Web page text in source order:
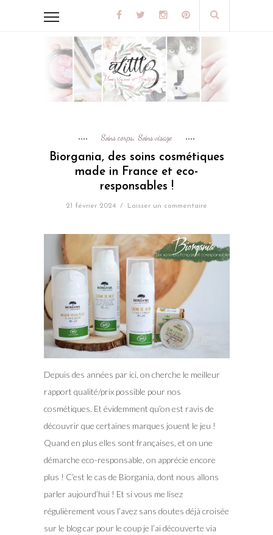
Soins corps, Soins visage
Biorgania, des soins cosmétiques
made in France et eco-
responsables !
21 février 2024 / Laisser un commentaire
Depuis des années par ici, on cherche le meilleur
rapport qualité/prix possible pour nos
cosmétiques. Et évidemment qu’on est ravis de
découvrir que certaines marques jouent le jeu !
Quand en plus elles sont françaises, et on une
démarche eco-responsable, on apprécie encore
plus ! C’est le cas de Biorgania, dont nous allons
parler aujourd’hui ! Et si vous me lisez
régulièrement vous l’avez sans doutes déjà croisée
sur le blog car pour le coup je l’ai découverte via